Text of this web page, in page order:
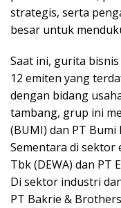
strategis, serta
besar untuk
Saat ini, gurita
12 emiten yang
dengan bidang
tambang, grup ini
(BUMI) dan PT Bumi
Sementara di sektor
Tbk (DEWA) dan PT
Di sektor industri
PT Bakrie &